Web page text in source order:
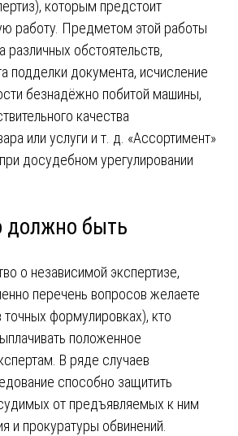
которым предстоит
работу. Предметом этой работы
обстоятельств,
подделки документа, исчисление
безнадёжно побитой машины,
качества
или услуги и т. д. «Ассортимент»
досудебном урегулировании
должно быть
о независимой экспертизе,
перечень вопросов желаете
точных формулировках), кто
положенное
В ряде случаев
способно защитить
от предъявляемых к ним
и прокуратуры обвинений.